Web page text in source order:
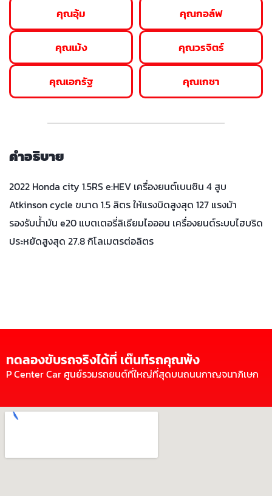
คุณอุ้ม
คุณเม้ง
คุณเอกรัฐ
คุณกอล์ฟ
คุณวรจิตร์
คุณเกชา
คำอธิบาย
2022 Honda city 1.5RS e:HEV เครื่องยนต์เบนซิน 4 สูบ
Atkinson cycle ขนาด 1.5 ลิตร ให้แรงบิดสูงสุด 127 แรงม้า
รองรับน้ำมัน e20 แบตเตอรี่ลิเธียมไอออน เครื่องยนต์ระบบไฮบริด
ประหยัดสูงสุด 27.8 กิโลเมตรต่อลิตร
ทดลองขับรถจริงได้ที่ เต๊นท์รถคุณพ้ง
P Center Car ศูนย์รวมรถยนต์ที่ใหญ่ที่สุดบนถนนกาญจนาภิเษก